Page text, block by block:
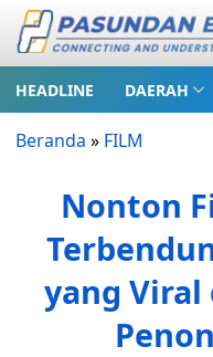
HEADLINE DAERAH
Beranda » FILM
Nonton
yang Viral